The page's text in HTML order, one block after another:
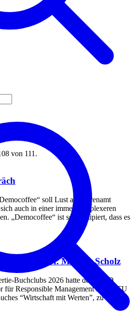
von 111.
soll Lust auf Ehrenamt
auch in einer immer komplexeren
„Democoffee“ ist so konzipiert, dass es
mit Prof. Dr. Markus Scholz
2026 hatte der BC4D
für Responsible Management an der TU
“Wirtschaft mit Werten”, zu Gast.